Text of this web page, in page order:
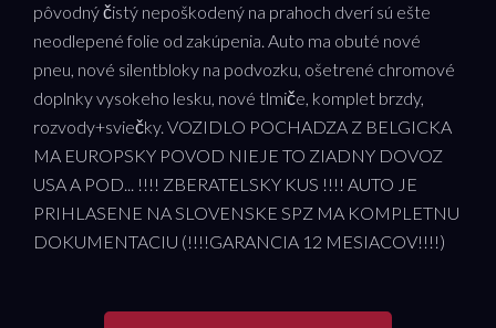
pôvodný čistý nepoškodený na prahoch dverí sú ešte
neodlepené folie od zakúpenia. Auto ma obuté nové
pneu, nové silentbloky na podvozku, ošetrené chromové
doplnky vysokeho lesku, nové tlmiče, komplet brzdy,
rozvody+sviečky. VOZIDLO POCHADZA Z BELGICKA
MA EUROPSKY POVOD NIEJE TO ZIADNY DOVOZ
USA A POD... !!!! ZBERATELSKY KUS !!!! AUTO JE
PRIHLASENE NA SLOVENSKE SPZ MA KOMPLETNU
DOKUMENTACIU (!!!!GARANCIA 12 MESIACOV!!!!)